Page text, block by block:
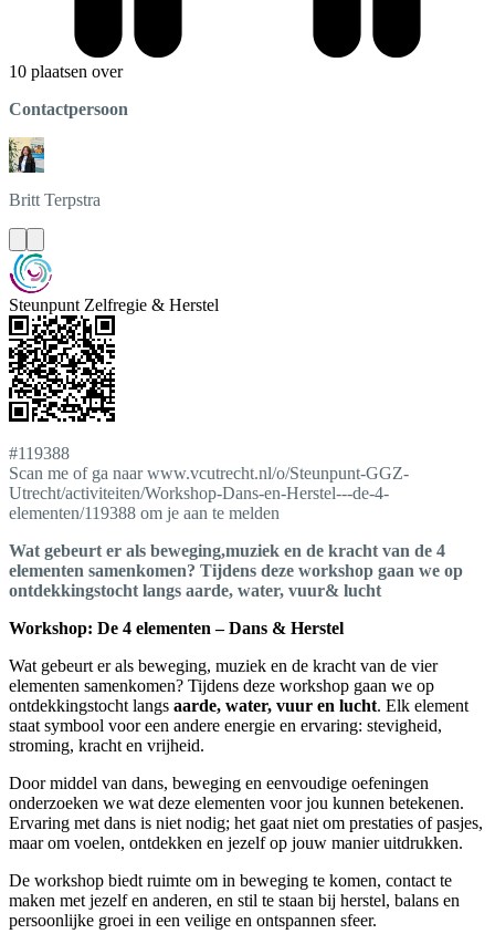
10 plaatsen over
Contactpersoon
Britt Terpstra
Steunpunt Zelfregie & Herstel
#119388
Scan me of ga naar www.vcutrecht.nl/o/Steunpunt-GGZ-
Utrecht/activiteiten/Workshop-Dans-en-Herstel---de-4-
elementen/119388 om je aan te melden
Wat gebeurt er als beweging,muziek en de kracht van de 4
elementen samenkomen? Tijdens deze workshop gaan we op
ontdekkingstocht langs aarde, water, vuur& lucht
Workshop: De 4 elementen – Dans & Herstel
Wat gebeurt er als beweging, muziek en de kracht van de vier
elementen samenkomen? Tijdens deze workshop gaan we op
ontdekkingstocht langs aarde, water, vuur en lucht. Elk element
staat symbool voor een andere energie en ervaring: stevigheid,
stroming, kracht en vrijheid.
Door middel van dans, beweging en eenvoudige oefeningen
onderzoeken we wat deze elementen voor jou kunnen betekenen.
Ervaring met dans is niet nodig; het gaat niet om prestaties of pasjes,
maar om voelen, ontdekken en jezelf op jouw manier uitdrukken.
De workshop biedt ruimte om in beweging te komen, contact te
maken met jezelf en anderen, en stil te staan bij herstel, balans en
persoonlijke groei in een veilige en ontspannen sfeer.